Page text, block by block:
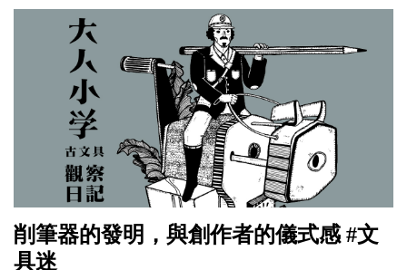
削筆器的發明，與創作者的儀式感 #文
具迷